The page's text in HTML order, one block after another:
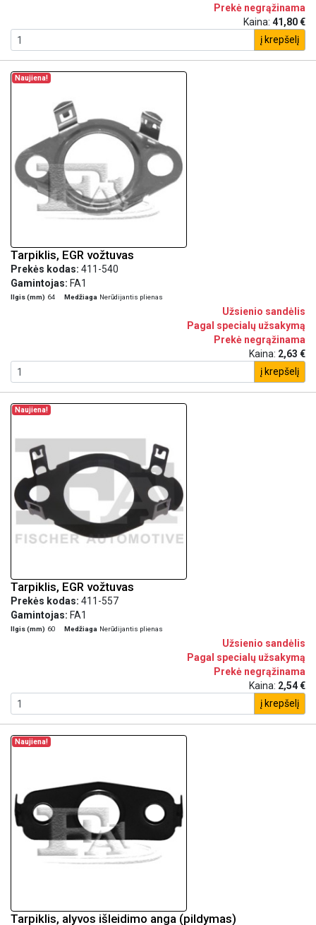
Prekė negrąžinama
Kaina: 41,80 €
į krepšelį
Naujiena!
Tarpiklis, EGR vožtuvas
Prekės kodas: 411-540
Gamintojas: FA1
Ilgis (mm) 64 Medžiaga Nerūdijantis plienas
Užsienio sandėlis
Pagal specialų užsakymą
Prekė negrąžinama
Kaina: 2,63 €
į krepšelį
Naujiena!
Tarpiklis, EGR vožtuvas
Prekės kodas: 411-557
Gamintojas: FA1
Ilgis (mm) 60 Medžiaga Nerūdijantis plienas
Užsienio sandėlis
Pagal specialų užsakymą
Prekė negrąžinama
Kaina: 2,54 €
į krepšelį
Naujiena!
Tarpiklis, alyvos išleidimo anga (pildymas)